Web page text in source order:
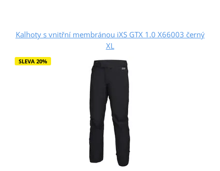
Kalhoty s vnitřní membránou iXS GTX 1.0 X66003 černý
XL
SLEVA 20%